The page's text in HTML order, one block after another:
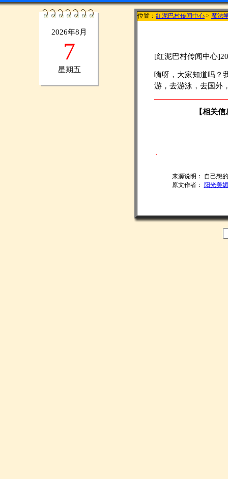
2026年8月
7
星期五
位置： 红泥巴村传闻中心 > 魔法
[红泥巴村传闻中心
嗨呀，大家知道吗？
游，去游泳，去国外
【相关
来源说明：
自己想
原文作者：
阳光美媚